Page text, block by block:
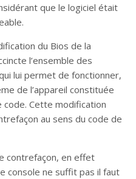
que le logiciel était
du Bios de la
l’ensemble des
lui permet de fonctionner,
de l’appareil constituée
code. Cette modification
au sens du code de
contrefaçon, en effet
console ne suffit pas il faut